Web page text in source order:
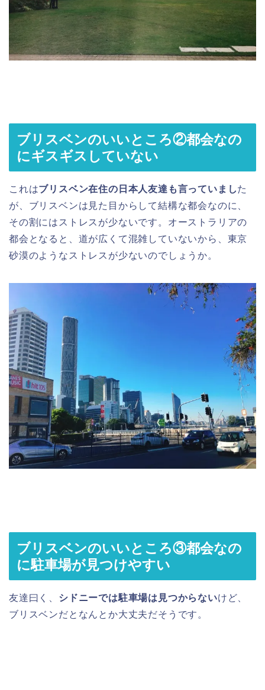
ブリスベンのいいところ②都会なの
にギスギスしていない
これはブリスベン在住の日本人友達も言っていました
が、ブリスベンは見た目からして結構な都会なのに、
その割にはストレスが少ないです。オーストラリアの
都会となると、道が広くて混雑していないから、東京
砂漠のようなストレスが少ないのでしょうか。
ブリスベンのいいところ③都会なの
に駐車場が見つけやすい
友達曰く、 シドニーでは駐車場は見つからないけど、
ブリスベンだとなんとか大丈夫だそうです。